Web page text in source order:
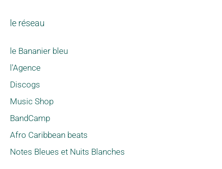
le réseau
le Bananier bleu
l'Agence
Discogs
Music Shop
BandCamp
Afro Caribbean beats
Notes Bleues et Nuits Blanches